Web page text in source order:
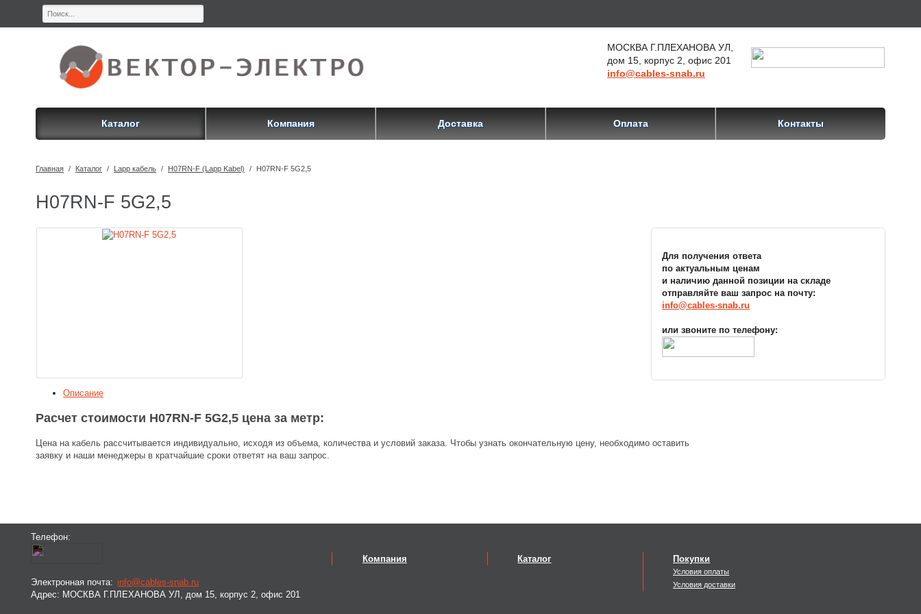
МОСКВА Г.ПЛЕХАНОВА УЛ,
дом 15, корпус 2, офис 201
info@cables-snab.ru
Каталог Компания Доставка Оплата Контакты
Главная / Каталог / Lapp кабель / H07RN-F (Lapp Kabel) / H07RN-F 5G2,5
H07RN-F 5G2,5
Для получения ответа
по актуальным ценам
и наличию данной позиции на складе
отправляйте ваш запрос на почту:
info@cables-snab.ru
или звоните по телефону:
Описание
Расчет стоимости H07RN-F 5G2,5 цена за метр:
Цена на кабель рассчитывается индивидуально, исходя из объема, количества и условий заказа. Чтобы узнать окончательную цену, необходимо оставить
заявку и наши менеджеры в кратчайшие сроки ответят на ваш запрос.
Телефон:
Электронная почта: info@cables-snab.ru
Адрес: МОСКВА Г.ПЛЕХАНОВА УЛ, дом 15, корпус 2, офис 201
Компания Каталог Покупки
Условия оплаты
Условия доставки